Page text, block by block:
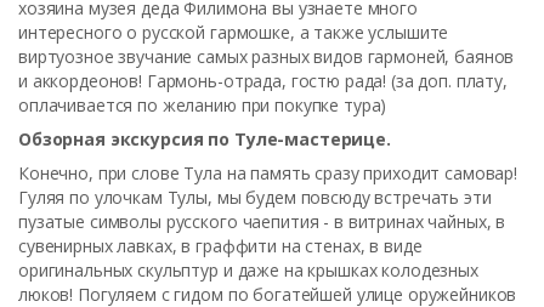
хозяина музея деда Филимона вы узнаете много
интересного о русской гармошке, а также услышите
виртуозное звучание самых разных видов гармоней, баянов
и аккордеонов! Гармонь-отрада, гостю рада! (за доп. плату,
оплачивается по желанию при покупке тура)
Обзорная экскурсия по Туле-мастерице.
Конечно, при слове Тула на память сразу приходит самовар!
Гуляя по улочкам Тулы, мы будем повсюду встречать эти
пузатые символы русского чаепития - в витринах чайных, в
сувенирных лавках, в граффити на стенах, в виде
оригинальных скульптур и даже на крышках колодезных
люков! Погуляем с гидом по богатейшей улице оружейников